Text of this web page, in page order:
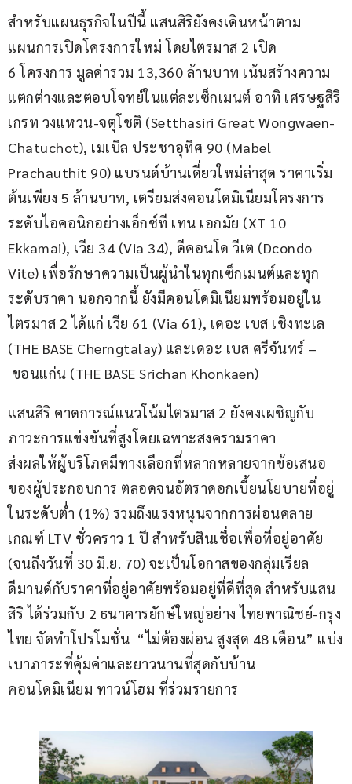
สำหรับแผนธุรกิจในปีนี้ แสนสิริยังคงเดินหน้าตาม
แผนการเปิดโครงการใหม่ โดยไตรมาส 2 เปิด
6 โครงการ มูลค่ารวม 13,360 ล้านบาท เน้นสร้างความ
แตกต่างและตอบโจทย์ในแต่ละเซ็กเมนต์ อาทิ เศรษฐสิริ
เกรท วงแหวน-จตุโชติ (Setthasiri Great Wongwaen-
Chatuchot), เมเบิล ประชาอุทิศ 90 (Mabel
Prachauthit 90) แบรนด์บ้านเดี่ยวใหม่ล่าสุด ราคาเริ่ม
ต้นเพียง 5 ล้านบาท, เตรียมส่งคอนโดมิเนียมโครงการ
ระดับไอคอนิกอย่างเอ็กซ์ที เทน เอกมัย (XT 10
Ekkamai), เวีย 34 (Via 34), ดีคอนโด วีเต (Dcondo
Vite) เพื่อรักษาความเป็นผู้นำในทุกเซ็กเมนต์และทุก
ระดับราคา นอกจากนี้ ยังมีคอนโดมิเนียมพร้อมอยู่ใน
ไตรมาส 2 ได้แก่ เวีย 61 (Via 61), เดอะ เบส เชิงทะเล
(THE BASE Cherngtalay) และเดอะ เบส ศรีจันทร์ –
ขอนแก่น (THE BASE Srichan Khonkaen)
แสนสิริ คาดการณ์แนวโน้มไตรมาส 2 ยังคงเผชิญกับ
ภาวะการแข่งขันที่สูงโดยเฉพาะสงครามราคา
ส่งผลให้ผู้บริโภคมีทางเลือกที่หลากหลายจากข้อเสนอ
ของผู้ประกอบการ ตลอดจนอัตราดอกเบี้ยนโยบายที่อยู่
ในระดับต่ำ (1%) รวมถึงแรงหนุนจากการผ่อนคลาย
เกณฑ์ LTV ชั่วคราว 1 ปี สำหรับสินเชื่อเพื่อที่อยู่อาศัย
(จนถึงวันที่ 30 มิ.ย. 70) จะเป็นโอกาสของกลุ่มเรียล
ดีมานด์กับราคาที่อยู่อาศัยพร้อมอยู่ที่ดีที่สุด สำหรับแสน
สิริ ได้ร่วมกับ 2 ธนาคารยักษ์ใหญ่อย่าง ไทยพาณิชย์-กรุง
ไทย จัดทำโปรโมชั่น  “ไม่ต้องผ่อน สูงสุด 48 เดือน” แบ่ง
เบาภาระที่คุ้มค่าและยาวนานที่สุดกับบ้าน
คอนโดมิเนียม ทาวน์โฮม ที่ร่วมรายการ